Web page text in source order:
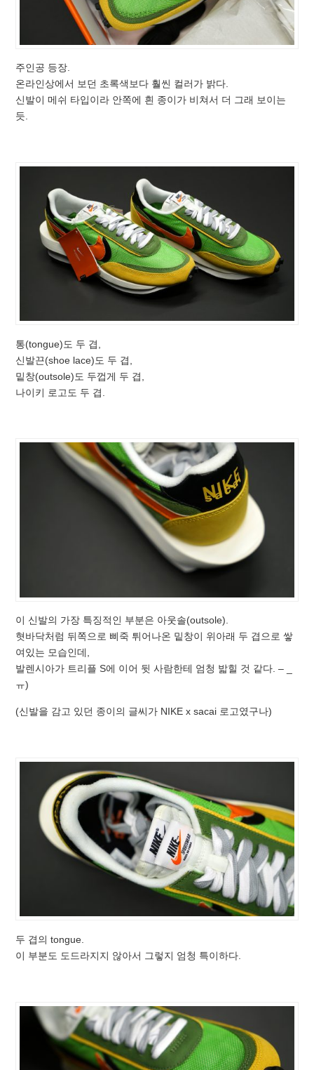
주인공 등장.
온라인상에서 보던 초록색보다 훨씬 컬러가 밝다.
신발이 메쉬 타입이라 안쪽에 흰 종이가 비쳐서 더 그래 보이는
듯.
통(tongue)도 두 겹,
신발끈(shoe lace)도 두 겹,
밑창(outsole)도 두껍게 두 겹,
나이키 로고도 두 겹.
이 신발의 가장 특징적인 부분은 아웃솔(outsole).
혓바닥처럼 뒤쪽으로 삐죽 튀어나온 밑창이 위아래 두 겹으로 쌓
여있는 모습인데,
발렌시아가 트리플 S에 이어 뒷 사람한테 엄청 밟힐 것 같다. – _
ㅠ)
(신발을 감고 있던 종이의 글씨가 NIKE x sacai 로고였구나)
두 겹의 tongue.
이 부분도 도드라지지 않아서 그렇지 엄청 특이하다.